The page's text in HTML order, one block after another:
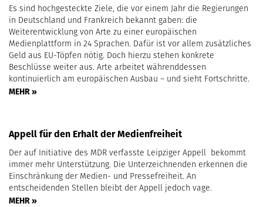
Es sind hochgesteckte Ziele, die vor einem Jahr die Regierungen
in Deutschland und Frankreich bekannt gaben: die
Weiterentwicklung von Arte zu einer europäischen
Medienplattform in 24 Sprachen. Dafür ist vor allem zusätzliches
Geld aus EU-Töpfen nötig. Doch hierzu stehen konkrete
Beschlüsse weiter aus. Arte arbeitet währenddessen
kontinuierlich am europäischen Ausbau – und sieht Fortschritte.
MEHR »
Appell für den Erhalt der Medienfreiheit
Der auf Initiative des MDR verfasste Leipziger Appell bekommt
immer mehr Unterstützung. Die Unterzeichnenden erkennen die
Einschränkung der Medien- und Pressefreiheit. An
entscheidenden Stellen bleibt der Appell jedoch vage.
MEHR »